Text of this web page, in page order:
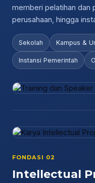
memberi pelatihan dan
perusahaan, hingga
Sekolah Kampus &
Instansi Pemerintah
FONDASI 02
Intellectual